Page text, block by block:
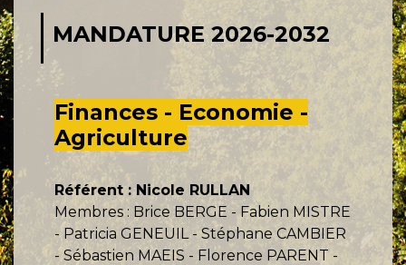
MANDATURE 2026-2032
Finances - Economie -
Agriculture
Référent : Nicole RULLAN
Membres : Brice BERGE - Fabien MISTRE
- Patricia GENEUIL - Stéphane CAMBIER
- Sébastien MAEIS - Florence PARENT -